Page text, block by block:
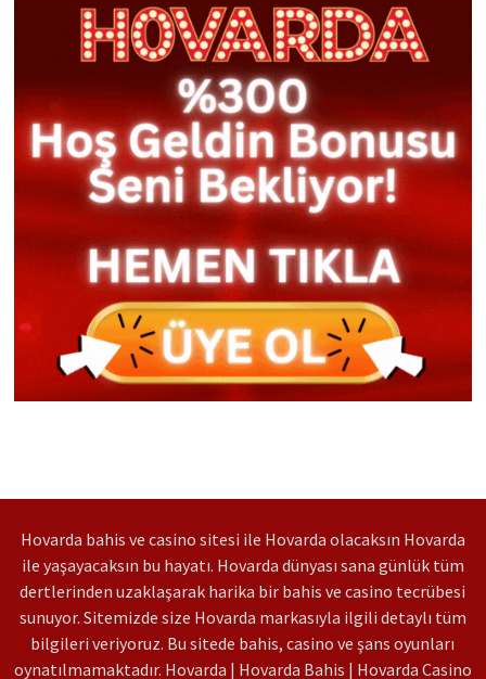
Hovarda bahis ve casino sitesi ile Hovarda olacaksın Hovarda
ile yaşayacaksın bu hayatı. Hovarda dünyası sana günlük tüm
dertlerinden uzaklaşarak harika bir bahis ve casino tecrübesi
sunuyor. Sitemizde size Hovarda markasıyla ilgili detaylı tüm
bilgileri veriyoruz. Bu sitede bahis, casino ve şans oyunları
oynatılmamaktadır. Hovarda | Hovarda Bahis | Hovarda Casino